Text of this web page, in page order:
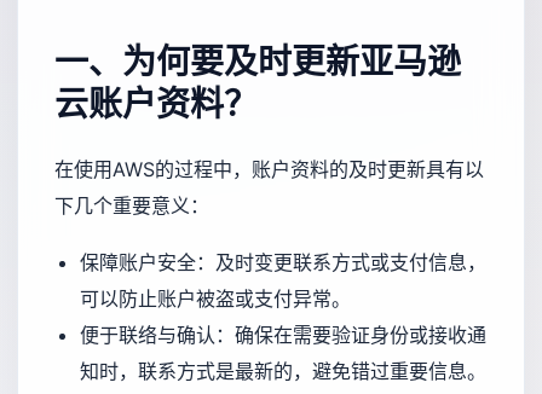
一、为何要及时更新亚马逊
云账户资料？
在使用AWS的过程中，账户资料的及时更新具有以
下几个重要意义：
保障账户安全：及时变更联系方式或支付信息，
可以防止账户被盗或支付异常。
便于联络与确认：确保在需要验证身份或接收通
知时，联系方式是最新的，避免错过重要信息。